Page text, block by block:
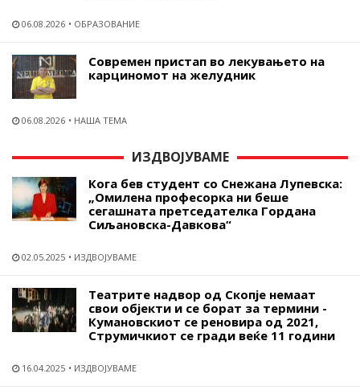
06.08.2026 ОБРАЗОВАНИЕ
Современ пристап во лекувањето на
карциномот на желудник
06.08.2026 НАША ТЕМА
ИЗДВОЈУВАМЕ
Кога бев студент со Снежана Лупевска:
„Омилена професорка ни беше
сегашната претседателка Гордана
Сиљановска-Давкова“
02.05.2025 ИЗДВОЈУВАМЕ
Театрите надвор од Скопје немаат
свои објекти и се борат за термини -
Кумановскиот се реновира од 2021,
Струмичкиот се гради веќе 11 години
16.04.2025 ИЗДВОЈУВАМЕ